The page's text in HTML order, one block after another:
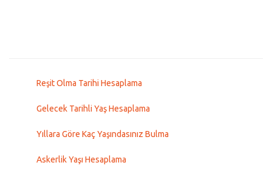
Reşit Olma Tarihi Hesaplama
Gelecek Tarihli Yaş Hesaplama
Yıllara Göre Kaç Yaşındasınız Bulma
Askerlik Yaşı Hesaplama